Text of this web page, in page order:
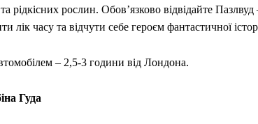
рослин. Обов’язково відвідайте Пазлвуд
лік часу та відчути себе героєм фантастичної
– 2,5-3 години від Лондона.
Гуда